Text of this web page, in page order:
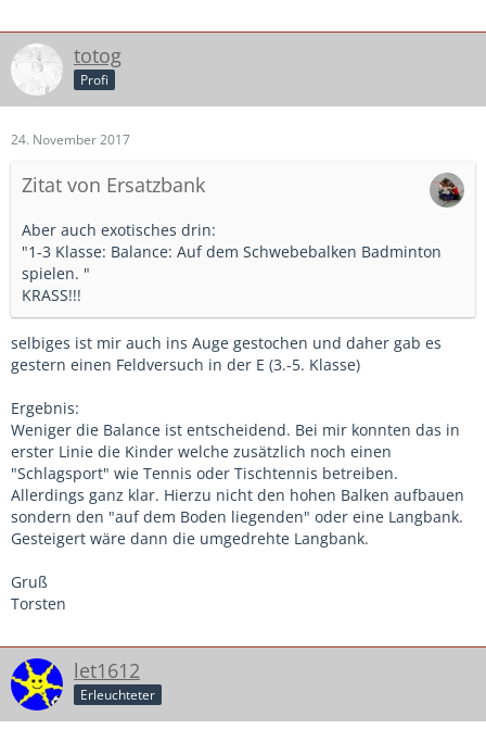
totog
Profi
24. November 2017
Zitat von Ersatzbank
Aber auch exotisches drin:
"1-3 Klasse: Balance: Auf dem Schwebebalken Badminton
spielen. "
KRASS!!!
selbiges ist mir auch ins Auge gestochen und daher gab es
gestern einen Feldversuch in der E (3.-5. Klasse)
Ergebnis:
Weniger die Balance ist entscheidend. Bei mir konnten das in
erster Linie die Kinder welche zusätzlich noch einen
"Schlagsport" wie Tennis oder Tischtennis betreiben.
Allerdings ganz klar. Hierzu nicht den hohen Balken aufbauen
sondern den "auf dem Boden liegenden" oder eine Langbank.
Gesteigert wäre dann die umgedrehte Langbank.
Gruß
Torsten
let1612
Erleuchteter